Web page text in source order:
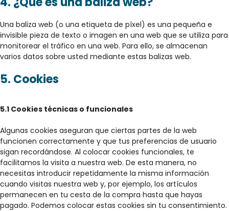
Una baliza web (o una etiqueta de píxel) es una pequeña e
invisible pieza de texto o imagen en una web que se utiliza para
monitorear el tráfico en una web. Para ello, se almacenan
varios datos sobre usted mediante estas balizas web.
5. Cookies
5.1 Cookies técnicas o funcionales
Algunas cookies aseguran que ciertas partes de la web
funcionen correctamente y que tus preferencias de usuario
sigan recordándose. Al colocar cookies funcionales, te
facilitamos la visita a nuestra web. De esta manera, no
necesitas introducir repetidamente la misma información
cuando visitas nuestra web y, por ejemplo, los artículos
permanecen en tu cesta de la compra hasta que hayas
pagado. Podemos colocar estas cookies sin tu consentimiento.